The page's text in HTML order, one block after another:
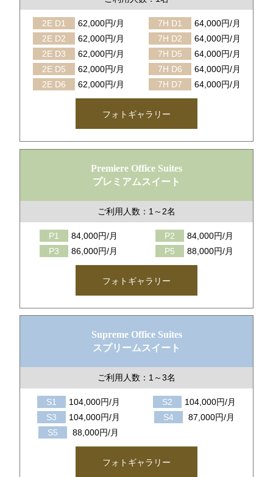
2E D1 62,000円/月 7H D1
64,000円/月
2E D2
62,000円/月 7H D2
64,000円/月
2E D3
62,000円/月 7H D5
64,000円/月
2E D5
62,000円/月 7H D6
64,000円/月
2E D6
62,000円/月 7H D7 64,000円/月
フォトギャラリー
Premiere Office Suites
プレミアムスイート
ご利用人数：1～2名
P1 84,000円/月 P2
84,000円/月
P3
86,000円/月 P5 88,000円/月
フォトギャラリー
Supreme Office Suites
スプリームスイート
ご利用人数：1～3名
S1 104,000円/月 S2
104,000円/月
S3
104,000円/月 S4
87,000円/月
S5
88,000円/月
フォトギャラリー